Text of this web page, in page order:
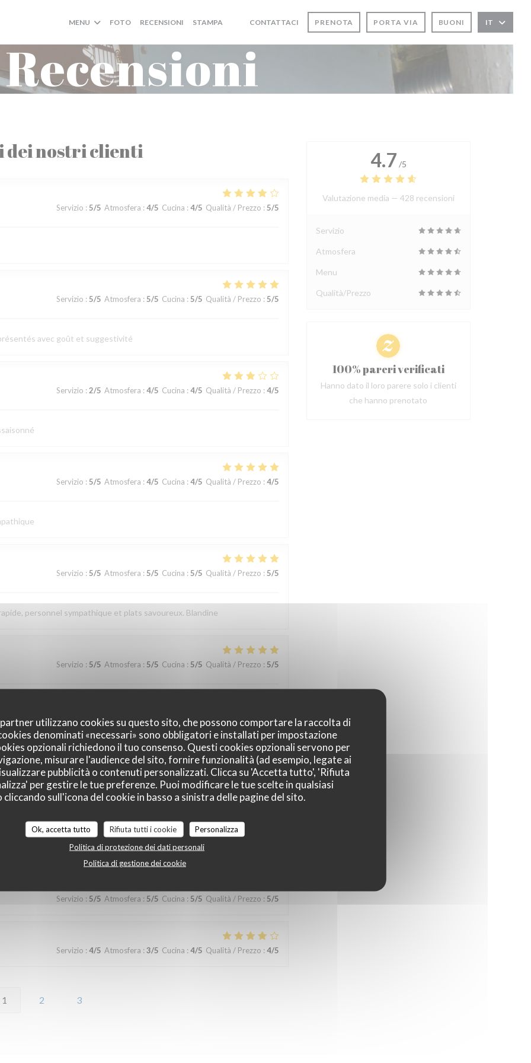
utilizzano cookies su questo sito, che possono comportare la raccolta di
denominati «necessari» sono obbligatori e installati per impostazione
opzionali richiedono il tuo consenso. Questi cookies opzionali servono per
misurare l'audience del sito, fornire funzionalità (ad esempio, legate ai
pubblicità o contenuti personalizzati. Clicca su 'Accetta tutto', 'Rifiuta
per gestire le tue preferenze. Puoi modificare le tue scelte in qualsiasi
cliccando sull'icona del cookie in basso a sinistra delle pagine del sito.
Ok, accetta tutto Rifiuta tutti i cookie
Personalizza
Politica di protezione dei dati personali
Politica di gestione dei cookie
MENU FOTO RECENSIONI STAMPA
((APRE UNA NUOVA FINESTRA))
((APRE UNA NUOVA FINESTRA))
CONTATTACI PRENOTA PORTA VIA BUONI IT
Recensioni
dei nostri clienti
Servizio : 5/5 Atmosfera : 4/5 Cucina : 4/5 Qualità / Prezzo : 5/5
Servizio : 5/5 Atmosfera : 5/5 Cucina : 5/5 Qualità / Prezzo : 5/5
avec goût et suggestivité
Servizio : 2/5 Atmosfera : 4/5 Cucina : 4/5 Qualità / Prezzo : 4/5
Servizio : 5/5 Atmosfera : 4/5 Cucina : 4/5 Qualità / Prezzo : 4/5
Servizio : 5/5 Atmosfera : 5/5 Cucina : 5/5 Qualità / Prezzo : 5/5
personnel sympathique et plats savoureux. Blandine
Servizio : 5/5 Atmosfera : 5/5 Cucina : 5/5 Qualità / Prezzo : 5/5
gourmande et fine! Jusqu'au cocktail. Excellente découverte !
: 5 Atmosfera : /5 Cucina 5/5 Qualità / Prezzo : 5
Servizio:5/5 Atmosfera: 5/5 Cucina:5/5
Servizio : 5/5 Atmosfera : 5/5 Cucina : 5/5 Qualità / Prezzo : 5/5
Servizio : 4/5 Atmosfera : 3/5 Cucina : 4/5 Qualità / Prezzo : 4/5
1 2 3
4.7 /5
Valutazione media — 428 recensioni
Servizio
Atmosfera
Menu
Qualità/Prezzo
100% pareri verificati
Hanno dato il loro parere solo i clienti
che hanno prenotato